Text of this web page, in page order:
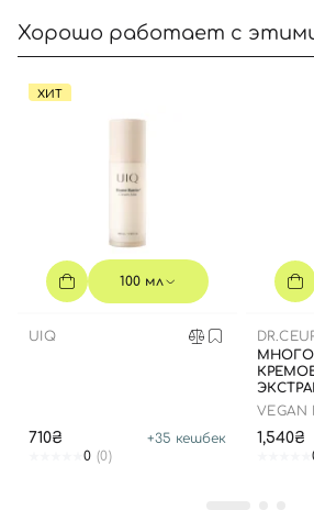
Хорошо работает с
ХИТ
100 мл
UIQ
710₴ +35 кешбек
0 (0)
VEGAN
1,540₴